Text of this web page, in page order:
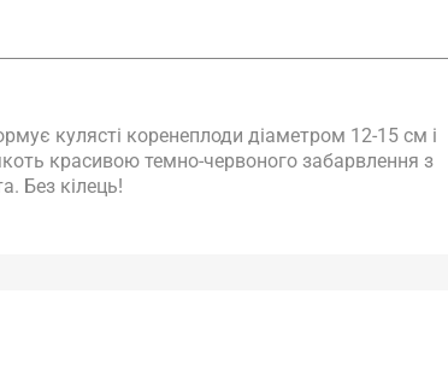
кулясті коренеплоди діаметром 12-15 см і
красивою темно-червоного забарвлення з
Без кілець!